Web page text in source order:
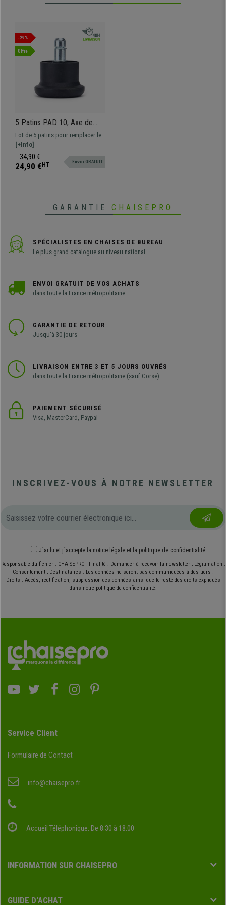
-29%
Offre
5 Patins PAD 10, Axe de
11mm, Antidérapants,
Résistants
Lot de 5 patins pour remplacer les
roulettes de votre chaise de
bureau. Profitez de tous les
avantages d'une chaise
[+Info]
34,90 €
24,90 € HT Envoi GRATUIT
GARANTIE CHAISEPRO
SPÉCIALISTES EN CHAISES DE BUREAU
Le plus grand catalogue au niveau national
ENVOI GRATUIT DE VOS ACHATS
dans toute la France métropolitaine
GARANTIE DE RETOUR
Jusqu'à 30 jours
LIVRAISON ENTRE 3 ET 5 JOURS OUVRÉS
dans toute la France métropolitaine (sauf Corse)
PAIEMENT SÉCURISÉ
Visa, MasterCard, Paypal
INSCRIVEZ-VOUS À NOTRE NEWSLETTER
J´ai lu et j´accepte la notice légale et la politique de confidentialité
Responsable du fichier : CHAISEPRO ; Finalité : Demander à recevoir la newsletter ; Légitimation :
Consentement ; Destinataires : Les données ne seront pas communiquées à des tiers ;
Droits : Accès, rectification, suppression des données ainsi que le reste des droits expliqués
dans notre politique de confidentialité.
Service Client
Formulaire de Contact
info@chaisepro.fr
Accueil Téléphonique: De 8:30 à 18:00
INFORMATION SUR CHAISEPRO
GUIDE D'ACHAT